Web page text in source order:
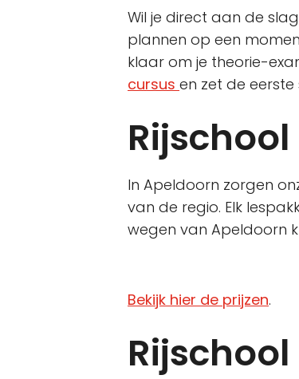
Wil je direct aan de
plannen op een
klaar om je theorie-
cursus en zet de eerste
In Apeldoorn zorgen
van de regio. Elk
wegen van Apeldoorn
Bekijk hier de prijzen.